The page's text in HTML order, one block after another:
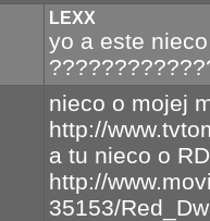
LEXX
yo a este
nieco o mojej
http://
a tu nieco o
http://
35153/